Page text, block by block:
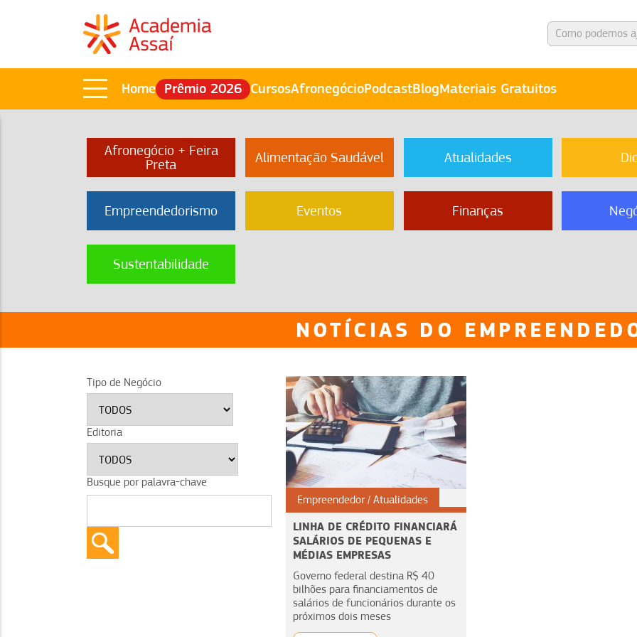
Home Prêmio 2026 CursosAfronegócioPodcastBlogMateriais Gratuitos
Afronegócio + Feira
Preta
Alimentação Saudável Atualidades
Empreendedorismo Eventos Finanças
Sustentabilidade
NOTÍCIAS DO
Tipo de Negócio
Editoria
Busque por palavra-chave
Empreendedor
Atualidades
LINHA DE CRÉDITO FINANCIARÁ
SALÁRIOS DE PEQUENAS E
MÉDIAS EMPRESAS
Governo federal destina R$ 40
bilhões para financiamentos de
salários de funcionários durante os
próximos dois meses